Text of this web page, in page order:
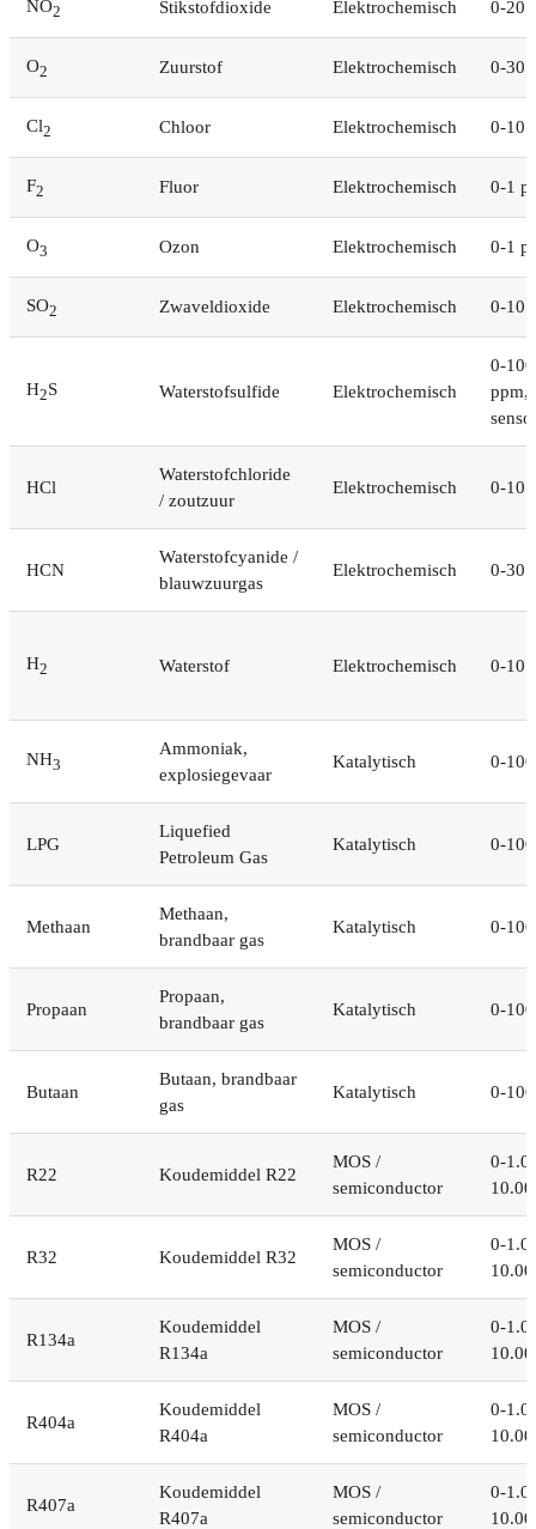
NO2 Stikstofdioxide Elektrochemisch 0-20
O2 Zuurstof Elektrochemisch 0-30
Cl2 Chloor Elektrochemisch 0-10
F2 Fluor Elektrochemisch 0-1
O3 Ozon Elektrochemisch 0-1
SO2 Zwaveldioxide Elektrochemisch 0-10
H2S Waterstofsulfide Elektrochemisch
0-
ppm,
HCl
Waterstofchloride
/ zoutzuur
Elektrochemisch 0-10
HCN
Waterstofcyanide /
blauwzuurgas
Elektrochemisch 0-30
H2 Waterstof Elektrochemisch 0-
NH3
Ammoniak,
explosiegevaar
Katalytisch 0-
LPG
Liquefied
Petroleum Gas
Katalytisch 0-
Methaan
Methaan,
brandbaar gas
Katalytisch 0-
Propaan
Propaan,
brandbaar gas
Katalytisch 0-
Butaan
Butaan, brandbaar
gas
Katalytisch 0-
R22 Koudemiddel R22
MOS /
semiconductor
0-
R32 Koudemiddel R32
MOS /
semiconductor
0-
R134a
Koudemiddel
R134a
MOS /
semiconductor
0-
R404a
Koudemiddel
R404a
MOS /
semiconductor
0-
R407a
Koudemiddel
R407a
MOS /
semiconductor
0-